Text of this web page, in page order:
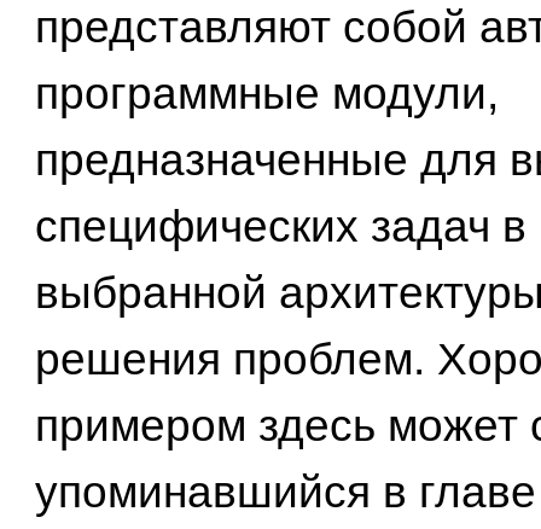
представляют собой
программные модули,
предназначенные для
специфических задач в
выбранной
решения проблем.
примером здесь может
упоминавшийся в